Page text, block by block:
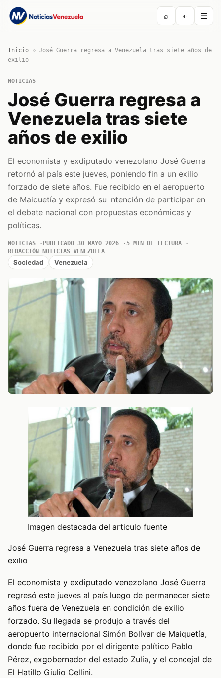
⌕ ◐ ☰
Inicio » José Guerra regresa a Venezuela tras siete años de
exilio
NOTICIAS
José Guerra regresa a
Venezuela tras siete
años de exilio
El economista y exdiputado venezolano José Guerra
retornó al país este jueves, poniendo fin a un exilio
forzado de siete años. Fue recibido en el aeropuerto
de Maiquetía y expresó su intención de participar en
el debate nacional con propuestas económicas y
políticas.
NOTICIAS PUBLICADO 30 MAYO 2026
5 MIN DE LECTURA
REDACCIÓN NOTICIAS VENEZUELA
Sociedad Venezuela
Imagen destacada del articulo fuente
José Guerra regresa a Venezuela tras siete años de
exilio
El economista y exdiputado venezolano José Guerra
regresó este jueves al país luego de permanecer siete
años fuera de Venezuela en condición de exilio
forzado. Su llegada se produjo a través del
aeropuerto internacional Simón Bolívar de Maiquetía,
donde fue recibido por el dirigente político Pablo
Pérez, exgobernador del estado Zulia, y el concejal de
El Hatillo Giulio Cellini.